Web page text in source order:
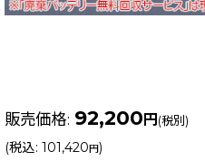
販売価格: 92,200円(税別)
(税込: 101,420円)